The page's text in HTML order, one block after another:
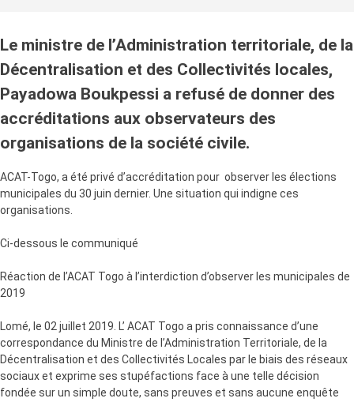
Le ministre de l’Administration territoriale, de la
Décentralisation et des Collectivités locales,
Payadowa Boukpessi a refusé de donner des
accréditations aux observateurs des
organisations de la société civile.
ACAT-Togo, a été privé d’accréditation pour observer les élections
municipales du 30 juin dernier. Une situation qui indigne ces
organisations.
Ci-dessous le communiqué
Réaction de l’ACAT Togo à l’interdiction d’observer les municipales de
2019
Lomé, le 02 juillet 2019. L’ ACAT Togo a pris connaissance d’une
correspondance du Ministre de l’Administration Territoriale, de la
Décentralisation et des Collectivités Locales par le biais des réseaux
sociaux et exprime ses stupéfactions face à une telle décision
fondée sur un simple doute, sans preuves et sans aucune enquête